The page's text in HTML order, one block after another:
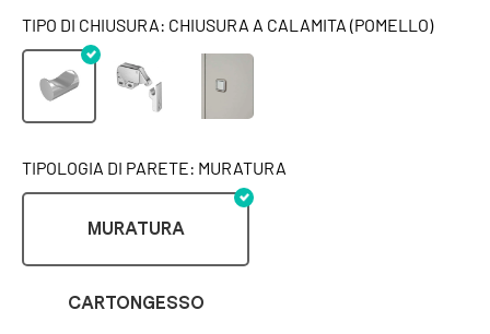
TIPO DI CHIUSURA: CHIUSURA A CALAMITA (POMELLO)
TIPOLOGIA DI PARETE: MURATURA
MURATURA
CARTONGESSO